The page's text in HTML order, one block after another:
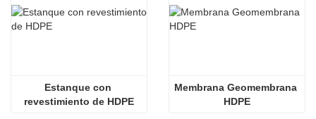
Estanque con
revestimiento de HDPE
Membrana Geomembrana
HDPE